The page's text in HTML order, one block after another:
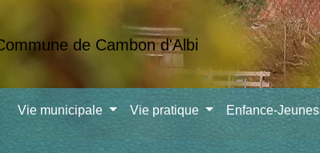
Vie municipale Vie pratique Enfance-